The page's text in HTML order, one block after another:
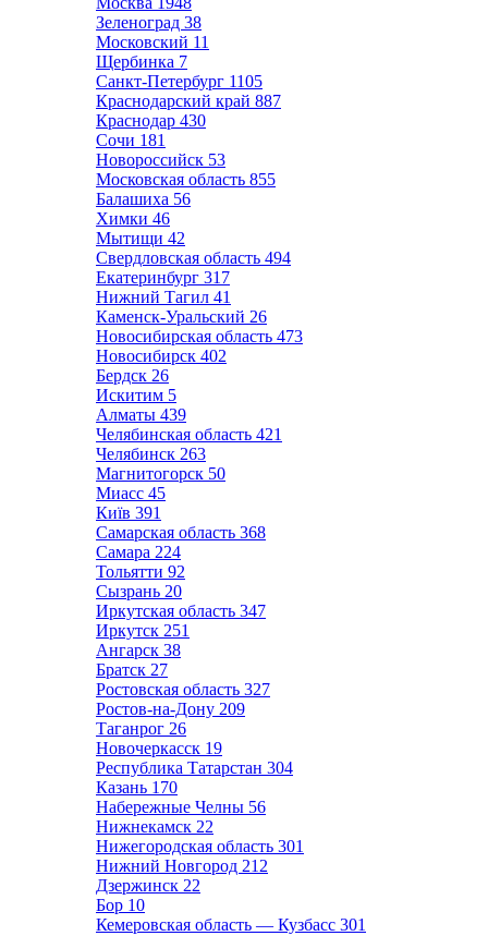
Зеленоград 38
Московский 11
Щербинка 7
Санкт-Петербург 1105
Краснодарский край 887
Краснодар 430
Сочи 181
Новороссийск 53
Московская область 855
Балашиха 56
Химки 46
Мытищи 42
Свердловская область 494
Екатеринбург 317
Нижний Тагил 41
Каменск-Уральский 26
Новосибирская область 473
Новосибирск 402
Бердск 26
Искитим 5
Алматы 439
Челябинская область 421
Челябинск 263
Магнитогорск 50
Миасс 45
Київ 391
Самарская область 368
Самара 224
Тольятти 92
Сызрань 20
Иркутская область 347
Иркутск 251
Ангарск 38
Братск 27
Ростовская область 327
Ростов-на-Дону 209
Таганрог 26
Новочеркасск 19
Республика Татарстан 304
Казань 170
Набережные Челны 56
Нижнекамск 22
Нижегородская область 301
Нижний Новгород 212
Дзержинск 22
Бор 10
Кемеровская область — Кузбасс 301